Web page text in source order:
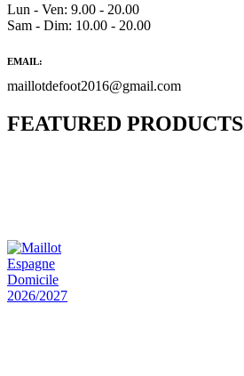
Lun - Ven: 9.00 - 20.00
Sam - Dim: 10.00 - 20.00
EMAIL:
maillotdefoot2016@gmail.com
FEATURED PRODUCTS